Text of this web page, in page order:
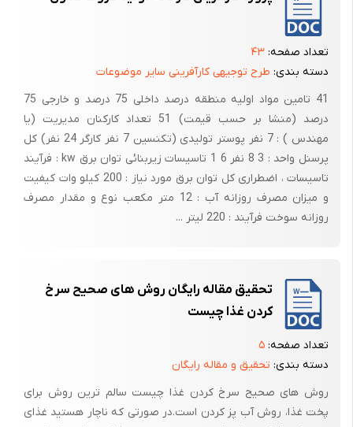
تعداد صفحه: ۴۳
دسته بندی: طرح توجیهی کارآفرینی سایر موضوعات
41 تامین مواد اولیه منطقه درصد داخلی 75 درصد و خارجی 75
درصد (منشا بر حسب قیمت) 51 تعداد کارکنان مدیریت (یا
مهندس ) : 7 نفر پوستر تولیدی (تکنسین 7 نفر کارگر 24 نفر) کل
پرسنل واحد : 3 8 نفر 6 1 تاسیسات زیربنائی توان برق kw : فرآیند
تاسیسات ، اضطراری کل توان برق مورد نیاز : 200 کیلو وات کیفیت
و میزان مصرف روزانه آب : 12 متر مکعب نوع و مقدار مصرف
روزانه سوخت فرآیند : 220 لیتر ...
تحقیق مقاله رایگان روش های صحیح سرخ
کردن غذا چیست
تعداد صفحه: ۵
دسته بندی: تحقیق و مقاله رایگان
روش های صحیح سرخ کردن غذا چیست سالم ترین روش برای
پخت غذا، روش آب پز کردن است.در صورتی که ناچار هستید غذای